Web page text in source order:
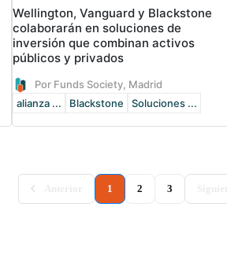
Wellington, Vanguard y Blackstone
colaborarán en soluciones de
inversión que combinan activos
públicos y privados
Por Funds Society, Madrid
alianza ...
Blackstone Soluciones ...
1 (current)
2 3